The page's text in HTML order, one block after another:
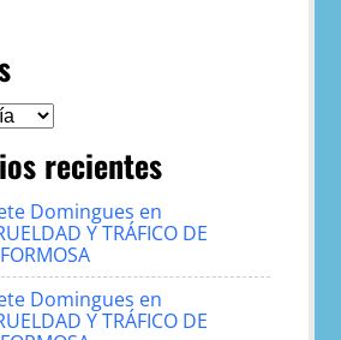
recientes
Domingues en
Y TRÁFICO DE
Domingues en
Y TRÁFICO DE